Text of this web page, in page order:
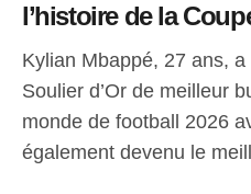
l’histoire de la
Kylian Mbappé, 27 ans,
Soulier d’Or de meilleur
monde de football 2026
également devenu le